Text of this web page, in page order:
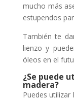
mucho más
estupendos
También te
lienzo y
óleos en el
¿Se puede
madera?
Puedes